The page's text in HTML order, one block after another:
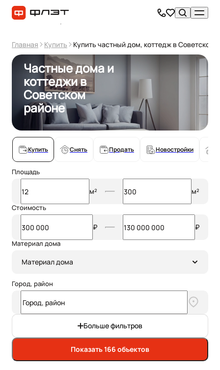
Главная Купить Купить частный дом, коттедж в
Частные дома и
коттеджи в
Советском
районе
Купить Снять Продать Новостройки
Площадь
м² м²
Стоимость
₽ ₽
Материал дома
Материал дома
Город, район
Больше фильтров
Показать 166 объектов